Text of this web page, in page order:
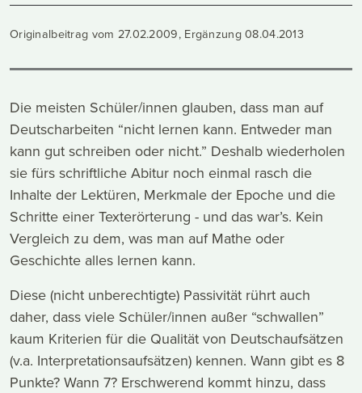
Originalbeitrag vom 27.02.2009, Ergänzung 08.04.2013
Die meisten Schüler/innen glauben, dass man auf
Deutscharbeiten “nicht lernen kann. Entweder man
kann gut schreiben oder nicht.” Deshalb wiederholen
sie fürs schriftliche Abitur noch einmal rasch die
Inhalte der Lektüren, Merkmale der Epoche und die
Schritte einer Texterörterung - und das war’s. Kein
Vergleich zu dem, was man auf Mathe oder
Geschichte alles lernen kann.
Diese (nicht unberechtigte) Passivität rührt auch
daher, dass viele Schüler/innen außer “schwallen”
kaum Kriterien für die Qualität von Deutschaufsätzen
(v.a. Interpretationsaufsätzen) kennen. Wann gibt es 8
Punkte? Wann 7? Erschwerend kommt hinzu, dass